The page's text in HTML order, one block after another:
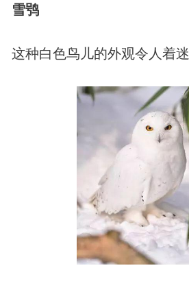
雪鸮
这种白色鸟儿的外观令人着迷